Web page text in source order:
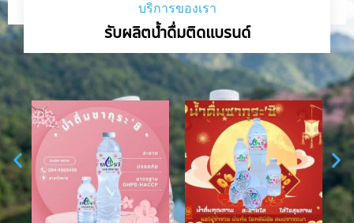
บริการของเรา
รับผลิตน้ำดื่มติดแบรนด์